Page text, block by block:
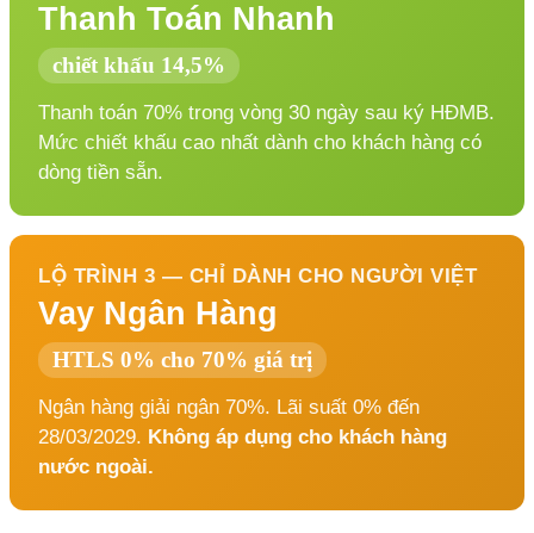
Thanh Toán Nhanh
chiết khấu 14,5%
Thanh toán 70% trong vòng 30 ngày sau ký HĐMB.
Mức chiết khấu cao nhất dành cho khách hàng có
dòng tiền sẵn.
LỘ TRÌNH 3 — CHỈ DÀNH CHO NGƯỜI VIỆT
Vay Ngân Hàng
HTLS 0% cho 70% giá trị
Ngân hàng giải ngân 70%. Lãi suất 0% đến
28/03/2029. Không áp dụng cho khách hàng
nước ngoài.